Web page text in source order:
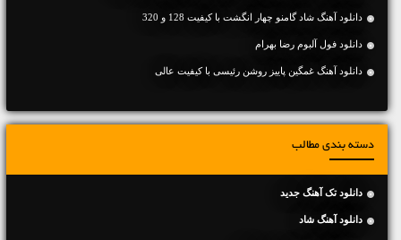
دانلود آهنگ شاد گامنو چهار انگشت با کیفیت 128 و 320
دانلود فول آلبوم رضا بهرام
دانلود آهنگ غمگین پاییز روشن رئیسی با کیفیت عالی
دسته بندی مطالب
دانلود تک آهنگ جدید
دانلود آهنگ شاد